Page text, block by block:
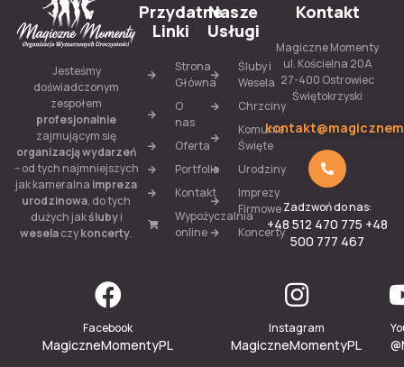
Jesteśmy
doświadczonym
zespołem
profesjonalnie
zajmującym się
organizacją wydarzeń
– od tych najmniejszych
jak kameralna impreza
urodzinowa, do tych
dużych jakślubyi
weselaczykoncerty.
Przydatne
Linki
Strona
Główna
O
nas
Oferta
Portfolio
Kontakt
Wypożyczalnia
online
Nasze
Usługi
Śluby i
Wesela
Chrzciny
Komunie
Święte
Urodziny
Imprezy
Firmowe
Koncerty
Kontakt
Magiczne Momenty
ul. Kościelna 20A
27-400 Ostrowiec
Świętokrzyski
Zadzwoń do nas:
+48 512 470 775 +48
500 777 467
Facebook
MagiczneMomentyPL
Instagram
MagiczneMomentyPL